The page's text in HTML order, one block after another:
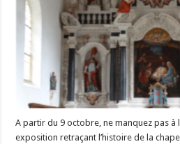
A partir du 9 octobre, ne manquez pas à
exposition retraçant l’histoire de la